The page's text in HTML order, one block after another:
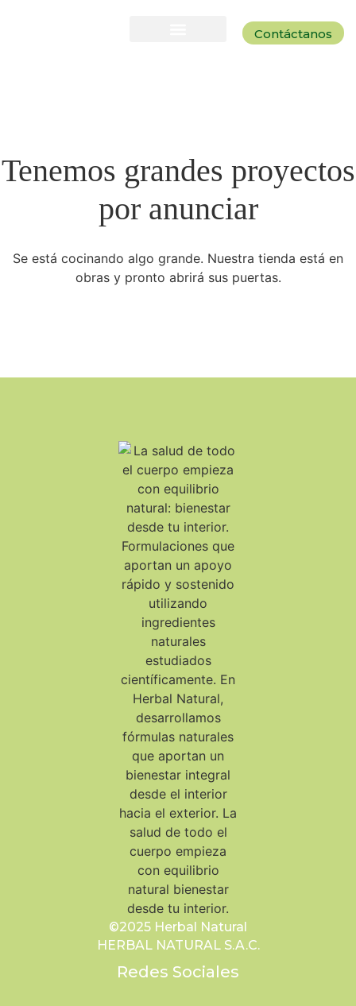
Contáctanos
Tenemos grandes proyectos
por anunciar
Se está cocinando algo grande. Nuestra tienda está en
obras y pronto abrirá sus puertas.
©2025 Herbal Natural
HERBAL NATURAL S.A.C.
Redes Sociales